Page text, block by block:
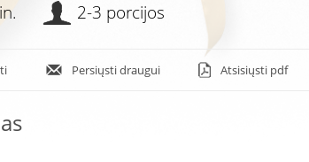
2-3 porcijos
Persiųsti draugui Atsisiųsti pdf